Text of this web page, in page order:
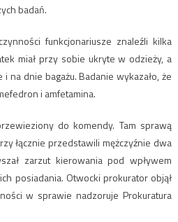
badań.
funkcjonariusze znaleźli kilka
miał przy sobie ukryte w odzieży, a
na dnie bagażu. Badanie wykazało, że
i amfetamina.
do komendy. Tam sprawą
łącznie przedstawili mężczyźnie dwa
zarzut kierowania pod wpływem
posiadania. Otwocki prokurator objął
w sprawie nadzoruje Prokuratura